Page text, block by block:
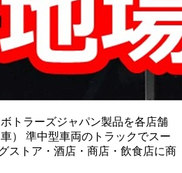
トラーズジャパン製品を各店舗
） 準中型車両のトラックでスー
ストア・酒店・商店・飲食店に商